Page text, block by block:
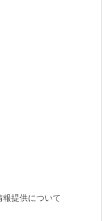
提供について